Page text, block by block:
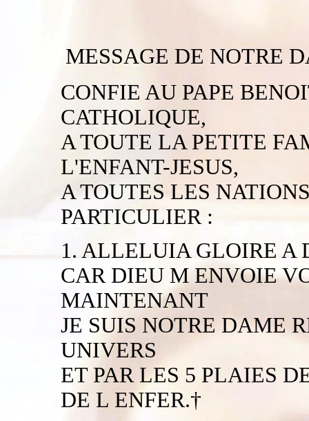
MESSAGE DE NOTRE
CONFIE AU PAPE
CATHOLIQUE,
A TOUTE LA PETITE
L'ENFANT-JESUS,
A TOUTES LES
PARTICULIER :
1. ALLELUIA GLOIRE A
CAR DIEU M ENVOIE
MAINTENANT
JE SUIS NOTRE DAME
UNIVERS
ET PAR LES 5 PLAIES
DE L ENFER.†